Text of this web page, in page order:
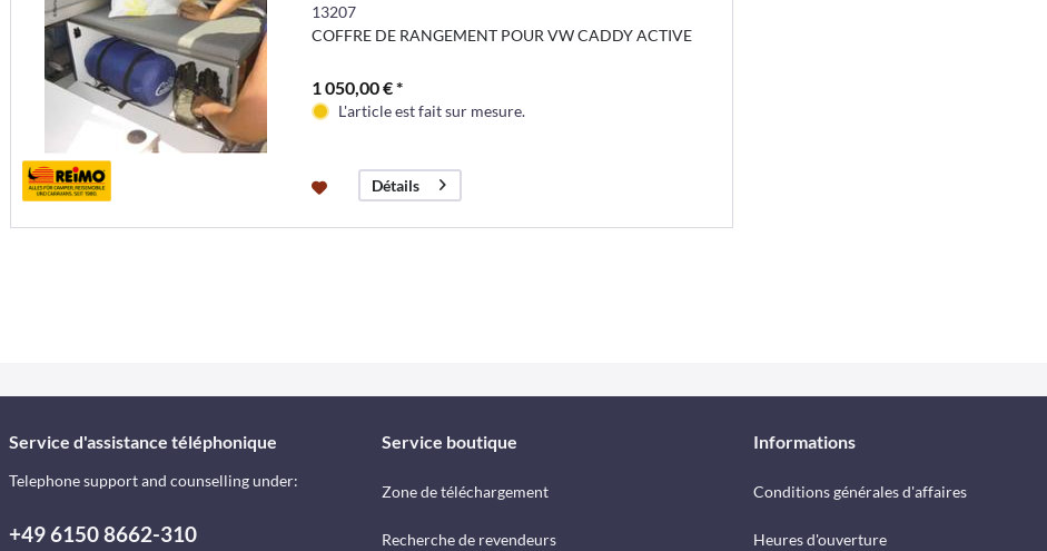
13207
COFFRE DE RANGEMENT POUR VW CADDY ACTIVE
1 050,00 € *
L'article est fait sur mesure.
Détails
Service d'assistance téléphonique
Telephone support and counselling under:
+49 6150 8662-310
Service boutique
Zone de téléchargement
Recherche de revendeurs
Informations
Conditions générales d'affaires
Heures d'ouverture